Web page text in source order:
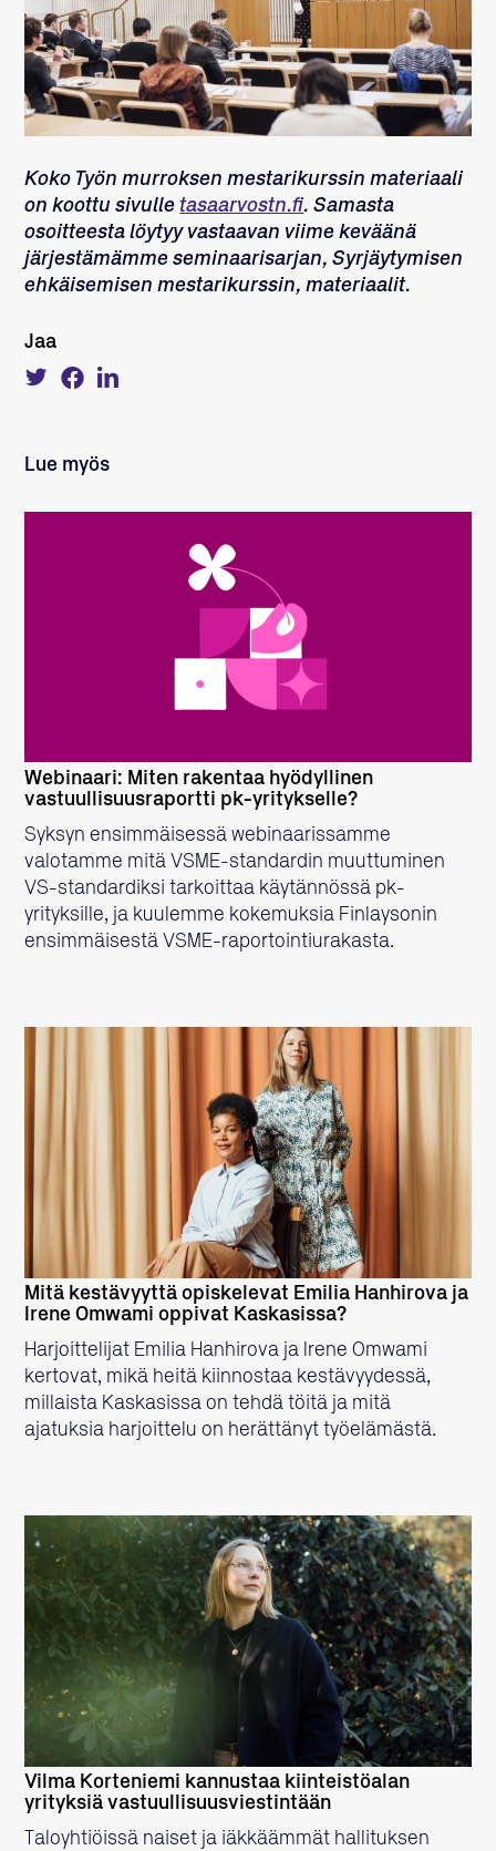
Koko Työn murroksen mestarikurssin materiaali
on koottu sivulle tasaarvostn.fi. Samasta
osoitteesta löytyy vastaavan viime keväänä
järjestämämme seminaarisarjan, Syrjäytymisen
ehkäisemisen mestarikurssin, materiaalit.
Jaa
Tweet
about
Share
on
Lue myös
LUE LISÄÄ
Webinaari: Miten rakentaa hyödyllinen
vastuullisuusraportti pk-yritykselle?
Syksyn ensimmäisessä webinaarissamme
valotamme mitä VSME-standardin muuttuminen
VS-standardiksi tarkoittaa käytännössä pk-
yrityksille, ja kuulemme kokemuksia Finlaysonin
ensimmäisestä VSME-raportointiurakasta.
LUE LISÄÄ
Mitä kestävyyttä opiskelevat Emilia Hanhirova ja
Irene Omwami oppivat Kaskasissa?
Harjoittelijat Emilia Hanhirova ja Irene Omwami
kertovat, mikä heitä kiinnostaa kestävyydessä,
millaista Kaskasissa on tehdä töitä ja mitä
ajatuksia harjoittelu on herättänyt työelämästä.
LUE LISÄÄ
Vilma Korteniemi kannustaa kiinteistöalan
yrityksiä vastuullisuusviestintään
Taloyhtiöissä naiset ja iäkkäämmät hallituksen